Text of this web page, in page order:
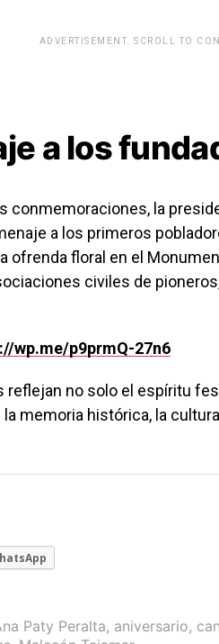
ADVERTISEMENT. SCROLL TO
a los
conmemoraciones, la
a los primeros
ofrenda floral en el
civiles de
wp.me/p9prmQ-27n6
reflejan no solo el espíritu
memoria histórica, la
Paty Peralta, aniversario,